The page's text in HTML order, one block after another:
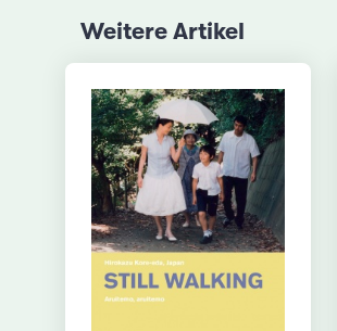
Weitere Artikel